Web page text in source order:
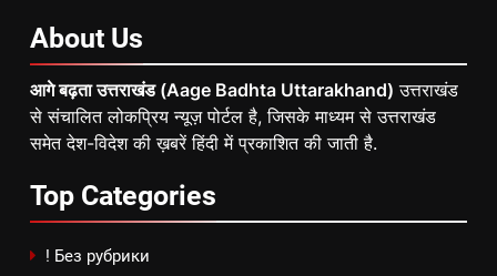
About Us
आगे बढ़ता उत्तराखंड (Aage Badhta Uttarakhand) उत्तराखंड
से संचालित लोकप्रिय न्यूज़ पोर्टल है, जिसके माध्यम से उत्तराखंड
समेत देश-विदेश की ख़बरें हिंदी में प्रकाशित की जाती है.
Top Categories
! Без рубрики